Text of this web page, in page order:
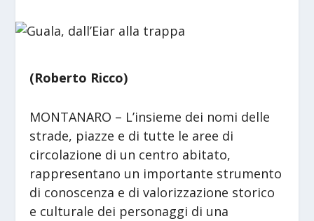
(Roberto Ricco)
MONTANARO – L’insieme dei nomi delle
strade, piazze e di tutte le aree di
circolazione di un centro abitato,
rappresentano un importante strumento
di conoscenza e di valorizzazione storico
e culturale dei personaggi di una